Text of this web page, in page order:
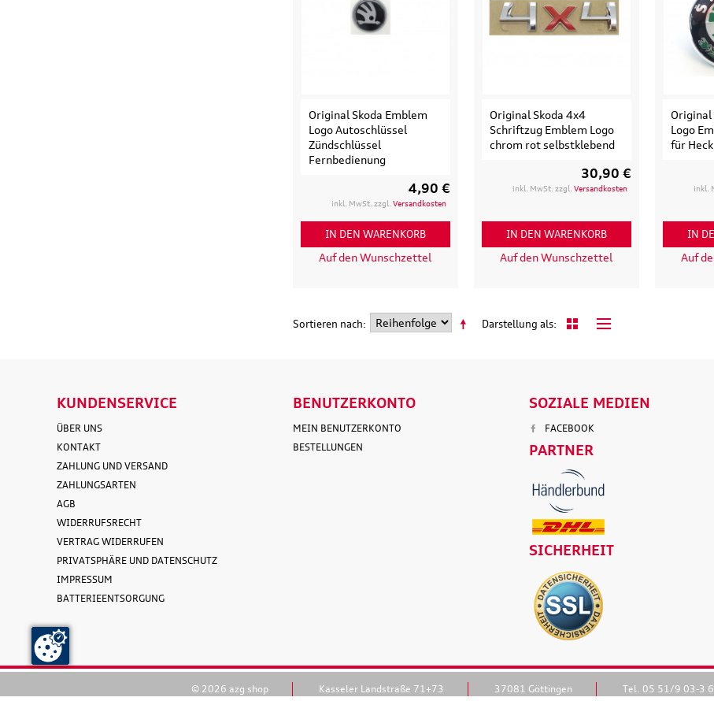
Original Skoda Emblem
Logo Autoschlüssel
Zündschlüssel
Fernbedienung
4,90 €
inkl. MwSt. zzgl. Versandkosten
IN DEN WARENKORB
Auf den Wunschzettel
Original Skoda 4x4
Schriftzug Emblem Logo
chrom rot selbstklebend
30,90 €
inkl. MwSt. zzgl. Versandkosten
IN DEN WARENKORB
Auf den Wunschzettel
Original
Logo
für
inkl.
IN
Auf
Darstellung als
Sortieren nach
KUNDENSERVICE
ÜBER UNS
KONTAKT
ZAHLUNG UND VERSAND
ZAHLUNGSARTEN
AGB
WIDERRUFSRECHT
VERTRAG WIDERRUFEN
PRIVATSPHÄRE UND DATENSCHUTZ
IMPRESSUM
BATTERIEENTSORGUNG
BENUTZERKONTO
MEIN BENUTZERKONTO
BESTELLUNGEN
SOZIALE MEDIEN
FACEBOOK
PARTNER
SICHERHEIT
© 2026 azg shop Kasseler Landstraße 71+73 37081 Göttingen Tel. 05 51/9 03-3